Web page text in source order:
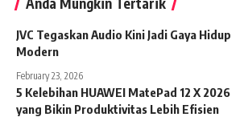
JVC Tegaskan Audio Kini Jadi Gaya Hidup
Modern
February 23, 2026
5 Kelebihan HUAWEI MatePad 12 X 2026
yang Bikin Produktivitas Lebih Efisien